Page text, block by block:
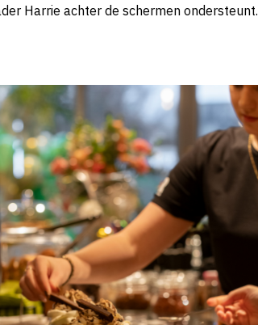
Harrie achter de schermen ondersteunt.